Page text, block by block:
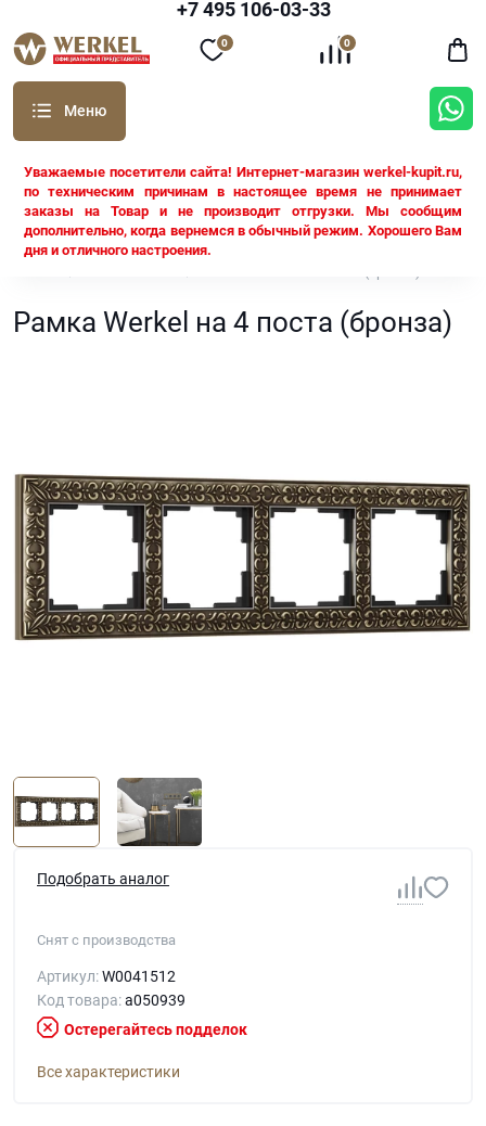
+7 495 106-03-33
Уважаемые посетители сайта! Интернет-магазин werkel-kupit.ru,
по техническим причинам в настоящее время не принимает
заказы на Товар и не производит отгрузки. Мы сообщим
дополнительно, когда вернемся в обычный режим. Хорошего Вам
дня и отличного настроения.
0 0
Рамка Werkel на 4 поста (бронза)
Подобрать аналог
Снят с производства
Артикул:W0041512
Код товара:a050939
Остерегайтесь подделок
Все характеристики